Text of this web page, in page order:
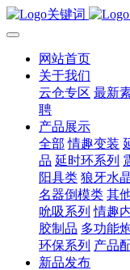
网站首页
关于我们
云仓专区 最新
聘
产品展示
全部 情趣变装
品 延时环系列
阳具类 狼牙水
名器倒模类 其
吮吸系列 情趣
胶制品 多功能
环保系列 产品
新品发布